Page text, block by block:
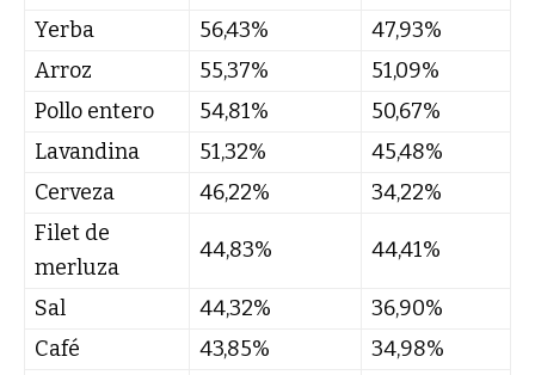
Yerba
56,43%
47,93%
Arroz
55,37%
51,09%
Pollo entero
54,81%
50,67%
Lavandina
51,32%
45,48%
Cerveza
46,22%
34,22%
Filet de
merluza
44,83% 44,41%
Sal 44,32%
36,90%
Café
43,85%
34,98%